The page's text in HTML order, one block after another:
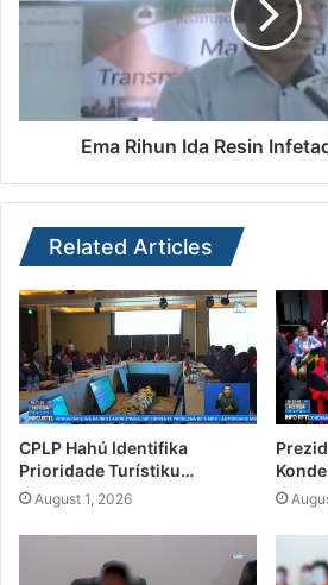
Ema Rihun Ida Resin
Related Articles
CPLP Hahú Identifika
Prioridade Turístiku…
August 1, 2026